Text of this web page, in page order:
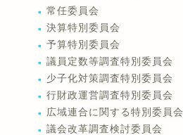
常任委員会
決算特別委員会
予算特別委員会
議員定数等調査特別委員会
少子化対策調査特別委員会
行財政運営調査特別委員会
広域連合に関する特別委員会
議会改革調査検討委員会